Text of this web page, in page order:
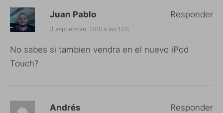
Juan Pablo
3 septiembre, 2010 a las 1:06
No sabes si tambien vendra en el nuevo iPod
Touch?
Responder
Andrés Responder